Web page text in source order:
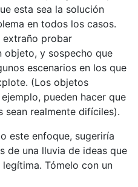
esta sea la solución
en todos los casos.
extraño probar
objeto, y sospecho que
escenarios en los que
(Los objetos
pueden hacer que
sean realmente difíciles).
este enfoque, sugeriría
de una lluvia de ideas que
Tómelo con un